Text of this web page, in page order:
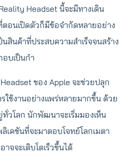
Headset นี้จะมีทางเดิน
อนเปิดตัวก็มีข้อจำกัดหลายอย่าง
นสินค้าที่ประสบความสำเร็จจนสร้าง
อบเป็นกำ
ของ Apple จะช่วยปลุก
รใช้งานอย่างแพร่หลายมากขึ้น ด้วย
วโลก นักพัฒนาจะเริ่มมองเห็น
คชันที่จะมาตอบโจทย์โลกเมตา
าจจะเติบโตเร็วขึ้นได้